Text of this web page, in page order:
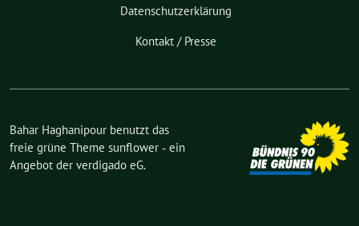
Datenschutzerklärung
Kontakt / Presse
Bahar Haghanipour benutzt das
freie grüne Theme sunflower ‐ ein
Angebot der verdigado eG.